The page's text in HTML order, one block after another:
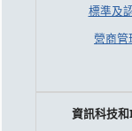
標準及
營商管
資訊科技